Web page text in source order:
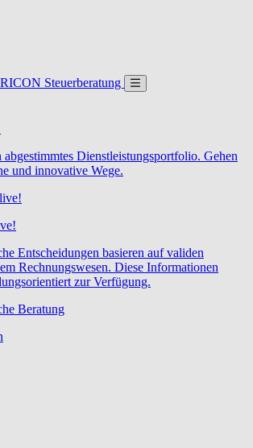
Steuerberatung
Dienstleistungsportfolio. Gehen
und innovative Wege.
Entscheidungen basieren auf validen
Rechnungswesen. Diese Informationen
zur Verfügung.
Beratung